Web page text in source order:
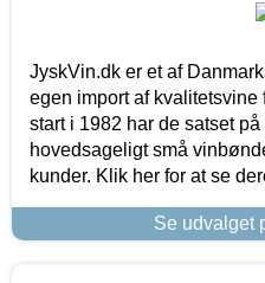
JyskVin.dk er et af
egen import af kvalitetsvine
start i 1982 har de satset
hovedsageligt små
kunder. Klik her for at se
Se udvalget